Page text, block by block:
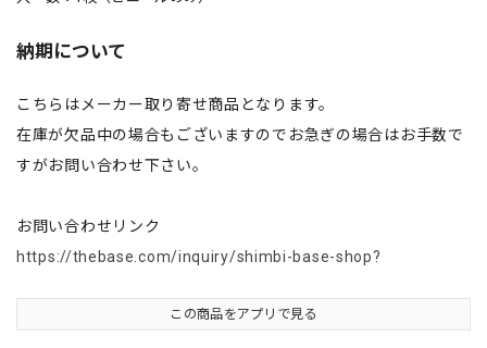
納期について
こちらはメーカー取り寄せ商品となります。
在庫が欠品中の場合もございますのでお急ぎの場合はお手数で
すがお問い合わせ下さい。
お問い合わせリンク
https://thebase.com/inquiry/shimbi-base-shop?
この商品をアプリで見る